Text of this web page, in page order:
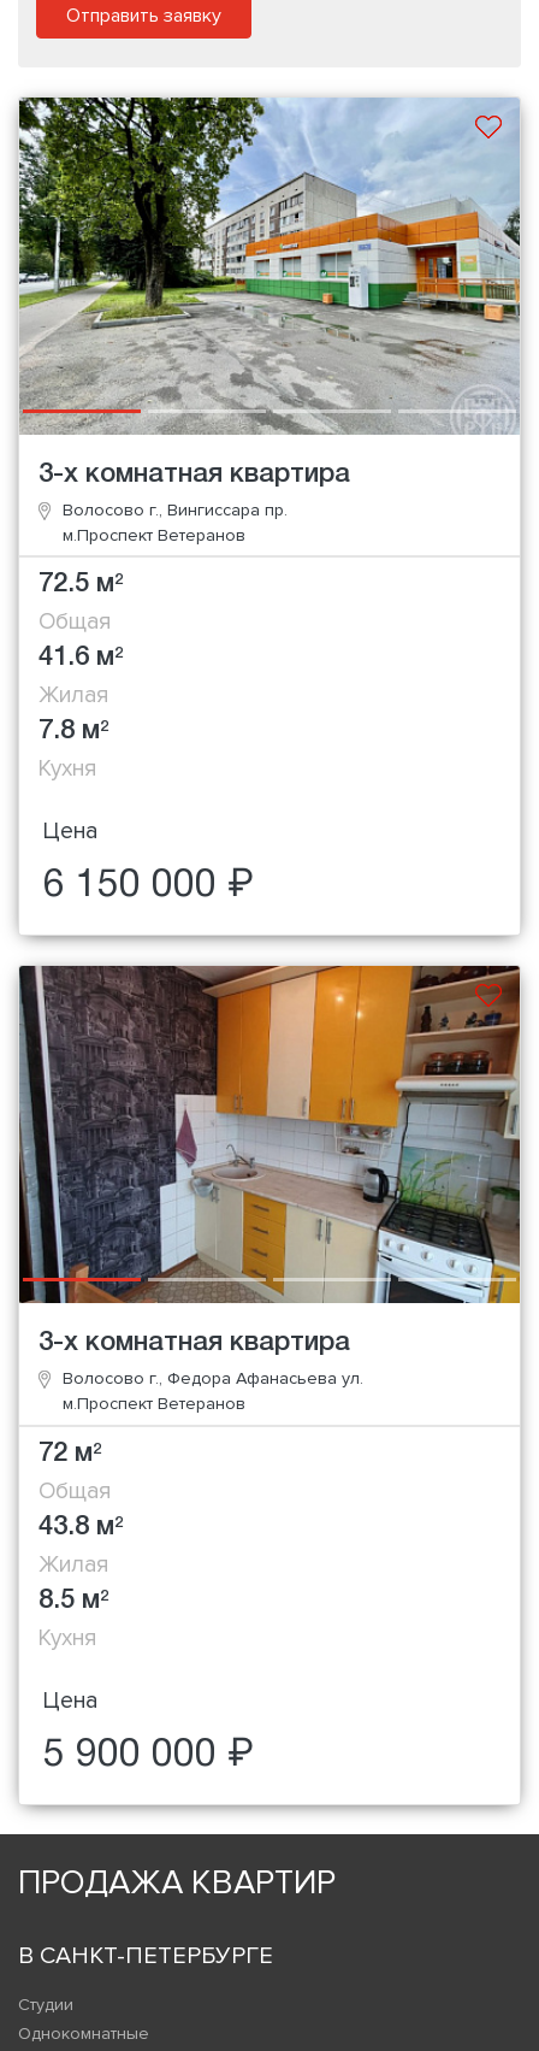
Отправить заявку
3-х комнатная квартира
Волосово г., Вингиссара пр.
м.Проспект Ветеранов
72.5 м2
Общая
41.6 м2
Жилая
7.8 м2
Кухня
Цена
6 150 000 ₽
3-х комнатная квартира
Волосово г., Федора Афанасьева ул.
м.Проспект Ветеранов
72 м2
Общая
43.8 м2
Жилая
8.5 м2
Кухня
Цена
5 900 000 ₽
ПРОДАЖА КВАРТИР
В САНКТ-ПЕТЕРБУРГЕ
Студии
Однокомнатные